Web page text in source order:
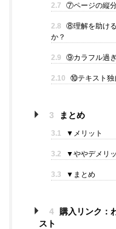
2.7 ⑦ページの縦
2.8
⑧理解を助け
か？
2.9 ⑨カラフル過
2.10 ⑩テキスト独
3 まとめ
3.1 ▼メリット
3.2 ▼ややデメリ
3.3 ▼まとめ
4
購入リンク：
スト